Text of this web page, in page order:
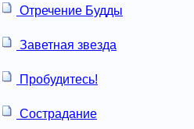
Отречение Будды
Заветная звезда
Пробудитесь!
Сострадание